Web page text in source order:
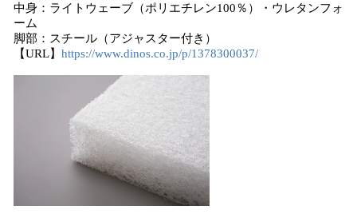
中身：ライトウェーブ（ポリエチレン100％）・ウレタンフォ
ーム
脚部：スチール（アジャスター付き）
【URL】 https://www.dinos.co.jp/p/1378300037/